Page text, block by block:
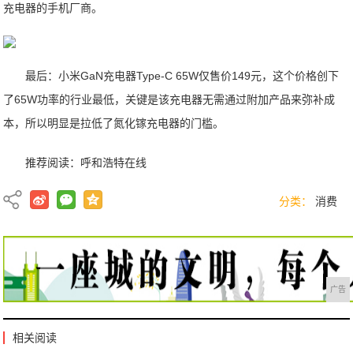
充电器的手机厂商。
最后：小米GaN充电器Type-C 65W仅售价149元，这个价格创下
了65W功率的行业最低，关键是该充电器无需通过附加产品来弥补成
本，所以明显是拉低了氮化镓充电器的门槛。
推荐阅读： 呼和浩特在线
分类： 消费
广告
相关阅读